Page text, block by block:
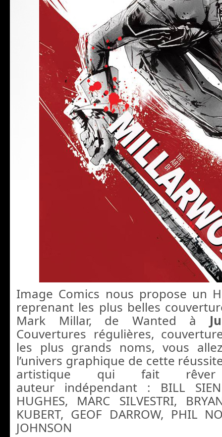
Image Comics nous propose un
reprenant les plus belles
Mark Millar, de Wanted à
Couvertures régulières,
les plus grands noms, vous
l’univers graphique de cette
artistique qui fait
auteur indépendant : BILL
HUGHES, MARC SILVESTRI,
KUBERT, GEOF DARROW, PHIL
JOHNSON